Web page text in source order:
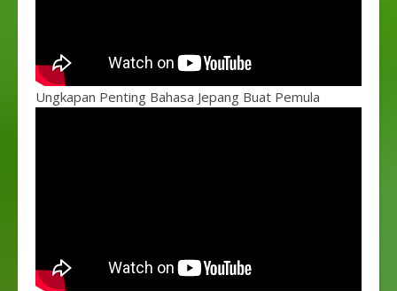
Ungkapan Penting Bahasa Jepang Buat Pemula